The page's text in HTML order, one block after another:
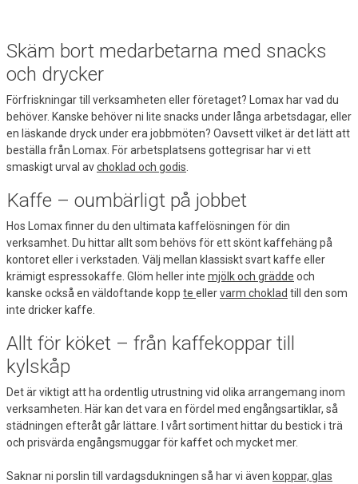
Skäm bort medarbetarna med snacks
och drycker
Förfriskningar till verksamheten eller företaget? Lomax har vad du
behöver. Kanske behöver ni lite snacks under långa arbetsdagar, eller
en läskande dryck under era jobbmöten? Oavsett vilket är det lätt att
beställa från Lomax. För arbetsplatsens gottegrisar har vi ett
smaskigt urval avchoklad och godis.
Kaffe – oumbärligt på jobbet
Hos Lomax finner du den ultimata kaffelösningen för din
verksamhet. Du hittar allt som behövs för ett skönt kaffehäng på
kontoret eller i verkstaden. Välj mellan klassiskt svart kaffe eller
krämigt espressokaffe. Glöm heller inte mjölk och grädde och
kanske också en väldoftande kopp te ellervarm choklad till den som
inte dricker kaffe.
Allt för köket – från kaffekoppar till
kylskåp
Det är viktigt att ha ordentlig utrustning vid olika arrangemang inom
verksamheten. Här kan det vara en fördel med engångsartiklar, så
städningen efteråt går lättare. I vårt sortiment hittar du bestick i trä
och prisvärda engångsmuggar för kaffet och mycket mer.
Saknar ni porslin till vardagsdukningen så har vi även koppar, glas